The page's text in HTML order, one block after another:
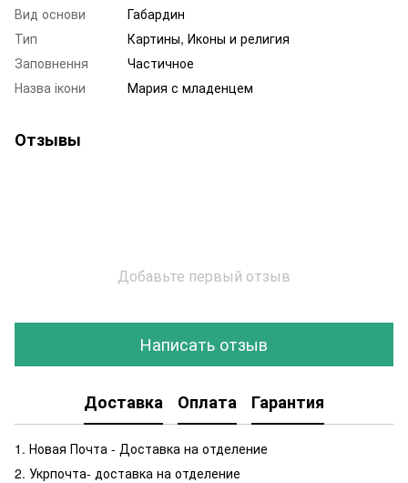
Вид основи
Габардин
Тип
Картины, Иконы и религия
Заповнення
Частичное
Назва ікони
Мария с младенцем
Отзывы
Добавьте первый отзыв
Написать отзыв
Доставка Оплата Гарантия
1. Новая Почта - Доставка на отделение
2. Укрпочта- доставка на отделение